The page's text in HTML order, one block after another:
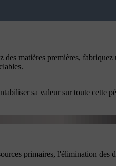
matières premières,
sa valeur sur toute cette
primaires, l'élimination des